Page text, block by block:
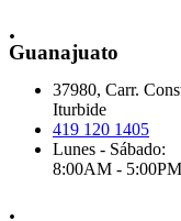
.
Guanajuato
37980, Carr.
Iturbide
419 120 1405
Lunes - Sábado:
8:00AM - 5:00PM
.